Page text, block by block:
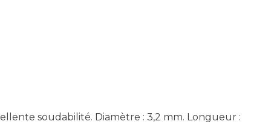
soudabilité. Diamètre : 3,2 mm. Longueur :